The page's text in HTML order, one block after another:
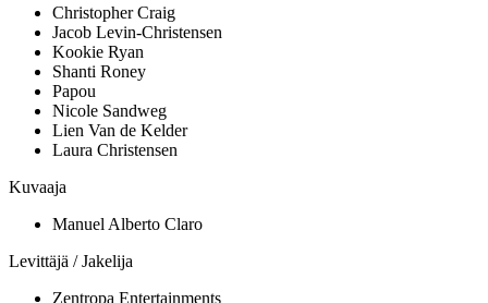
Christopher Craig
Jacob Levin-Christensen
Kookie Ryan
Shanti Roney
Papou
Nicole Sandweg
Lien Van de Kelder
Laura Christensen
Kuvaaja
Manuel Alberto Claro
Levittäjä / Jakelija
Zentropa Entertainments